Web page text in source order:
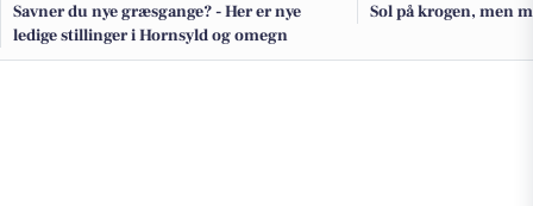
Savner du nye græsgange? - Her er nye
ledige stillinger i Hornsyld og omegn
Sol på krogen, men